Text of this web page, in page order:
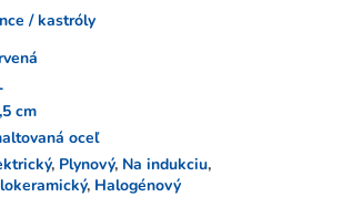
/ kastróly
cm
oceľ
, Plynový, Na indukciu,
, Halogénový